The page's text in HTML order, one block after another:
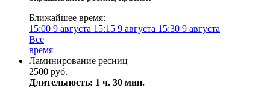
Ближайшее время:
15:00 9 августа 15:15 9 августа 15:30 9 августа
Все
время
Ламинирование ресниц
2500 руб.
Длительность: 1 ч. 30 мин.